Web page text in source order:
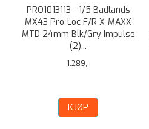
PRO1013113 - 1/5 Badlands
MX43 Pro-Loc F/R X-MAXX
MTD 24mm Blk/Gry Impulse
(2)...
1.289,-
KJØP